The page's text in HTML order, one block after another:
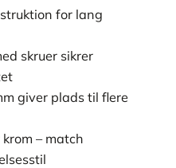
for lang
skruer sikrer
giver plads til flere
– match